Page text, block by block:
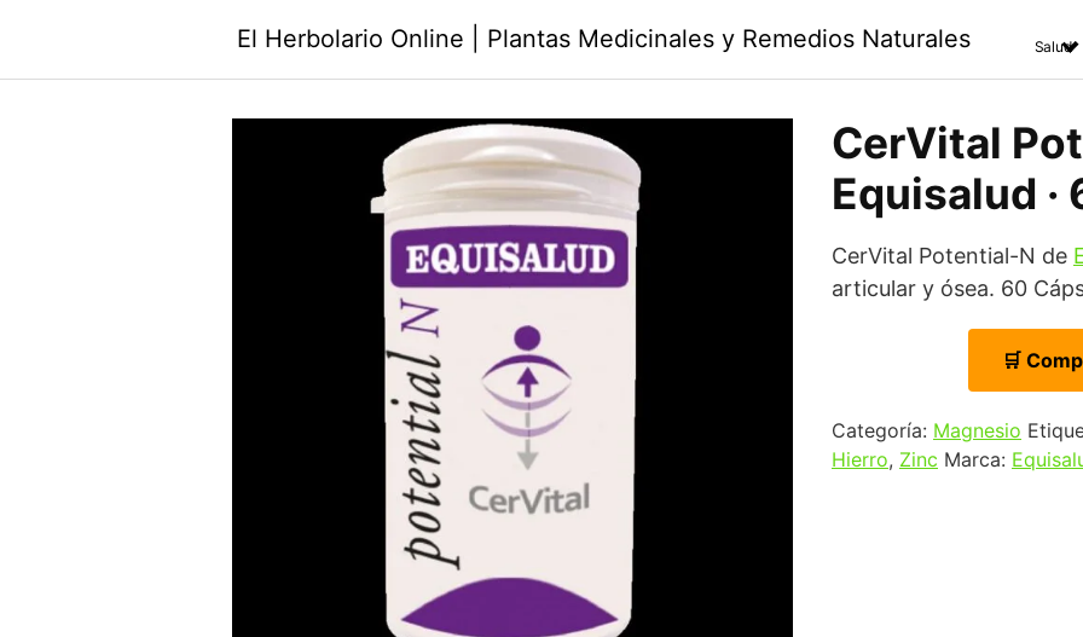
El Herbolario Online | Plantas Medicinales y Remedios Naturales Salud
CerVital
Equisalud ·
CerVital Potential-N de
articular y ósea. 60
🛒
Categoría: Magnesio
Hierro, Zinc Marca: